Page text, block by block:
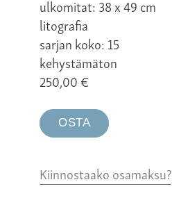
ulkomitat: 38 x 49 cm
litografia
sarjan koko: 15
kehystämäton
250,00€
OSTA
Kiinnostaako osamaksu?